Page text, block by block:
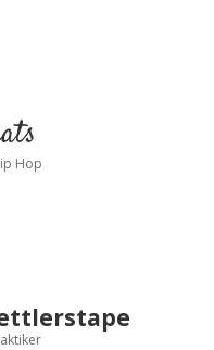
spotify
Hop